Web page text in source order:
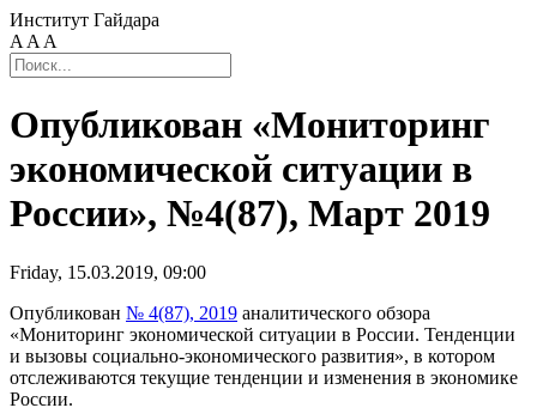
Институт Гайдара
A A A
Опубликован «Мониторинг
экономической ситуации в
России», №4(87), Март 2019
Friday, 15.03.2019, 09:00
Опубликован № 4(87), 2019 аналитического обзора
«Мониторинг экономической ситуации в России. Тенденции
и вызовы социально-экономического развития», в котором
отслеживаются текущие тенденции и изменения в экономике
России.